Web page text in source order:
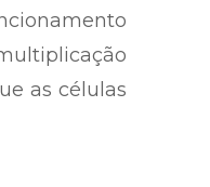
as células